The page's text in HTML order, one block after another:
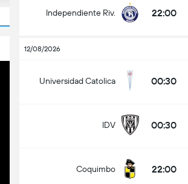
22:00
Independiente Riv.
12/08/2026
00:30
Universidad Catolica
00:30
IDV
22:00
Coquimbo